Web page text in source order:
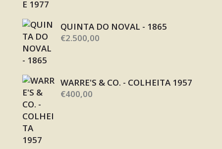
QUINTA DO NOVAL - 1865
€2.500,00
WARRE'S & CO. - COLHEITA 1957
€400,00